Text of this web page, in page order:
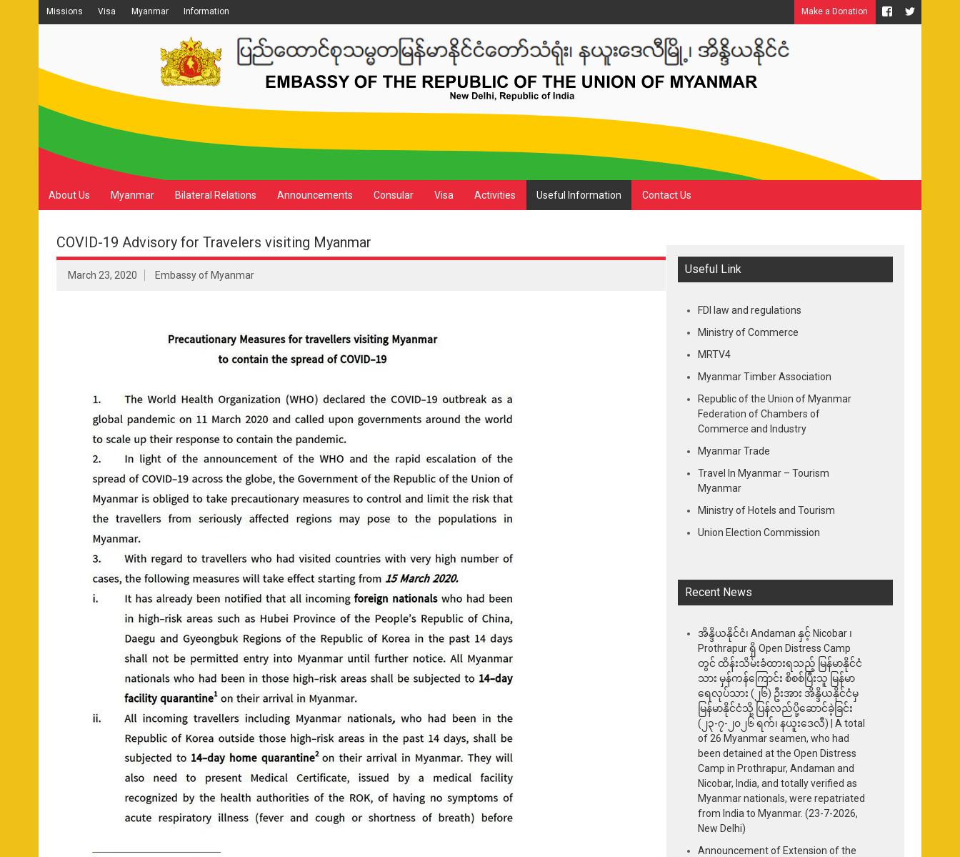
Missions Visa Myanmar Information Make a Donation
About Us Myanmar Bilateral Relations Announcements Consular Visa Activities Useful Information Contact Us
COVID-19 Advisory for Travelers visiting Myanmar
March 23, 2020 Embassy of Myanmar Useful Link
FDI law and regulations
Ministry of Commerce
MRTV4
Myanmar Timber Association
Republic of the Union of Myanmar
Federation of Chambers of
Commerce and Industry
Myanmar Trade
Travel In Myanmar – Tourism
Myanmar
Ministry of Hotels and Tourism
Union Election Commission
Recent News
အိန္ဒိယနိုင်ငံ၊ Andaman နှင့် Nicobar ၊
Prothrapur ရှိ Open Distress Camp
တွင် ထိန်းသိမ်းခံထားရသည့် မြန်မာနိုင်ငံ
သား မှန်ကန်ကြောင်း စိစစ်ပြီးသူ မြန်မာ
ရေလုပ်သား (၂၆) ဦးအား အိန္ဒိယနိုင်ငံမှ
မြန်မာနိုင်ငံသို့ ပြန်လည်ပို့ဆောင်ခဲ့ခြင်း
(၂၃-၇-၂၀၂၆ ရက်၊ နယူးဒေလီ) | A total
of 26 Myanmar seamen, who had
been detained at the Open Distress
Camp in Prothrapur, Andaman and
Nicobar, India, and totally verified as
Myanmar nationals, were repatriated
from India to Myanmar. (23-7-2026,
New Delhi)
Announcement of Extension of the